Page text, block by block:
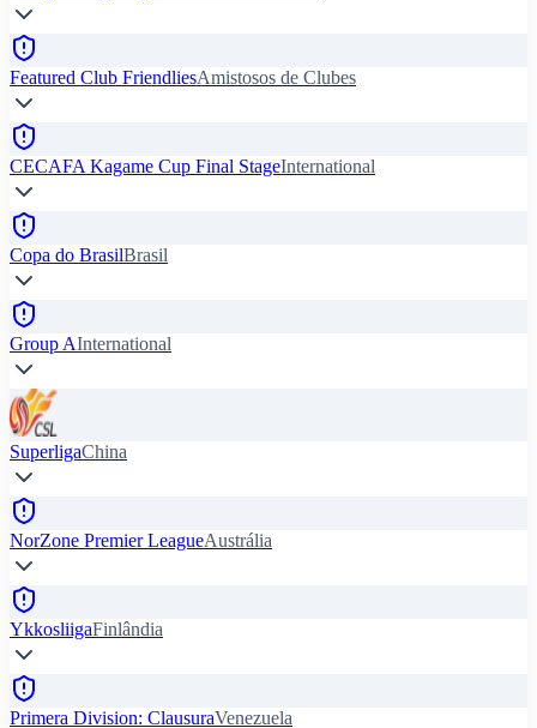
Featured Club FriendliesAmistosos de Clubes
CECAFA Kagame Cup Final StageInternational
Copa do BrasilBrasil
Group AInternational
SuperligaChina
NorZone Premier LeagueAustrália
YkkosliigaFinlândia
Primera Division: ClausuraVenezuela